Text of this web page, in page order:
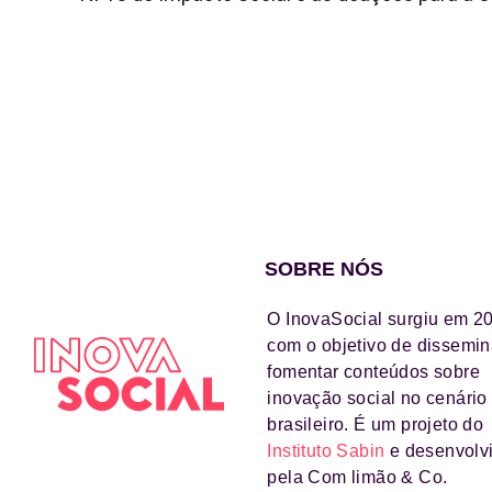
SOBRE NÓS
O InovaSocial surgiu em
com o objetivo de
fomentar conteúdos sobre
inovação social no cenário
brasileiro. É um projeto do
Instituto Sabin e
pela Com limão & Co.